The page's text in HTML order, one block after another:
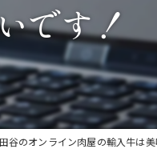
り
です！
谷のオンライン肉屋の輸入牛は美